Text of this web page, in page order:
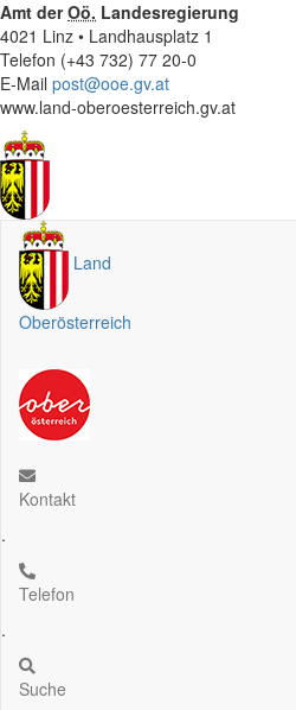
Amt derOö. Landesregierung
4021 Linz • Landhausplatz 1
Telefon (+43 732) 77 20-0
E-Mail post@ooe.gv.at
www.land-oberoesterreich.gv.at
Land
Oberösterreich
Kontakt
.
Telefon
.
Suche